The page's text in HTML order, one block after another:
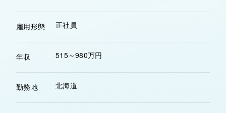
雇用形態 正社員
年収 515～980万円
勤務地 北海道